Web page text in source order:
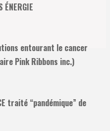
ÉNERGIE
entourant le cancer
Pink Ribbons inc.)
traité “pandémique” de